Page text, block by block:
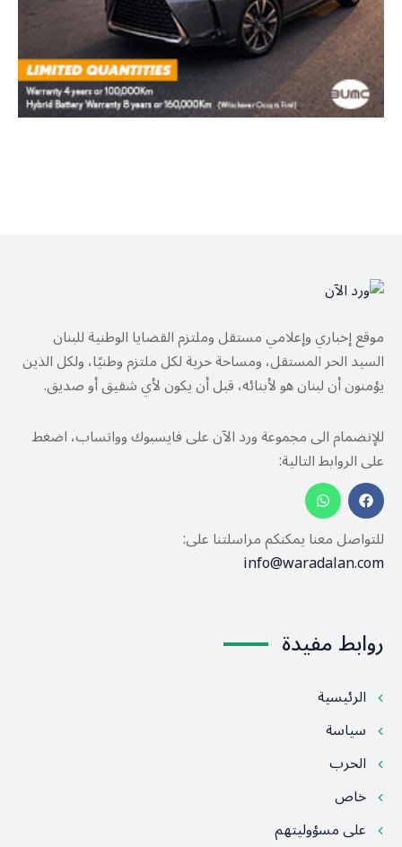
موقع إخباري وإعلامي مستقل وملتزم القضايا الوطنية للبنان
السيد الحر المستقل، ومساحة حرية لكل ملتزم وطنيًا، ولكل الذين
يؤمنون أن لبنان هو لأبنائه، قبل أن يكون لأي شقيق أو صديق.
للإنضمام الى مجموعة ورد الآن على فايسبوك وواتساب، اضغط
على الروابط التالية:
للتواصل معنا يمكنكم مراسلتنا على:
info@waradalan.com
روابط مفيدة
الرئيسية
سياسة
الحرب
خاص
على مسؤوليتهم